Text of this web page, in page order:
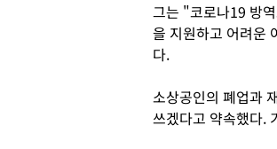
그는 "코로나19 방
을 지원하고 어려운
다.
소상공인의 폐업과
쓰겠다고 약속했다.